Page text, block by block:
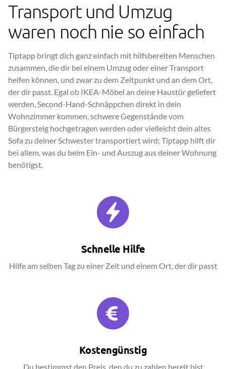
Transport und Umzug
waren noch nie so einfach
Tiptapp bringt dich ganz einfach mit hilfsbereiten Menschen
zusammen, die dir bei einem Umzug oder einer Transport
helfen können, und zwar zu dem Zeitpunkt und an dem Ort,
der dir passt. Egal ob IKEA-Möbel an deine Haustür geliefert
werden, Second-Hand-Schnäppchen direkt in dein
Wohnzimmer kommen, schwere Gegenstände vom
Bürgersteig hochgetragen werden oder vielleicht dein altes
Sofa zu deiner Schwester transportiert wird; Tiptapp hilft dir
bei allem, was du beim Ein- und Auszug aus deiner Wohnung
benötigst.
Schnelle Hilfe
Hilfe am selben Tag zu einer Zeit und einem Ort, der dir passt
Kostengünstig
Du bestimmst den Preis, den du zu zahlen bereit bist